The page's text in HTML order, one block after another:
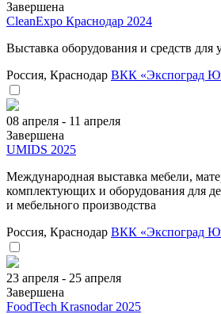
Завершена
CleanExpo Краснодар 2024
Выставка оборудования и средств для
Россия, Краснодар ВКК «Экспоград
08 апреля - 11 апреля
Завершена
UMIDS 2025
Международная выставка мебели,
комплектующих и оборудования для
и мебельного производства
Россия, Краснодар ВКК «Экспоград
23 апреля - 25 апреля
Завершена
FoodTech Krasnodar 2025